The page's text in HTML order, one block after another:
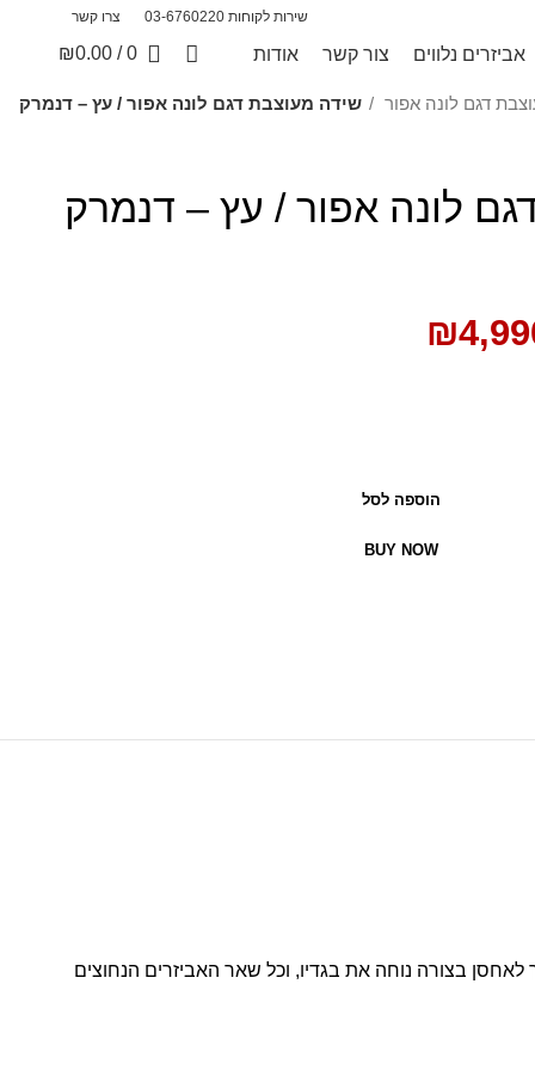
שירות לקוחות 03-6760220 צרו קשר
אביזרים נלווים צור קשר אודות 0
/
₪0.00
דגם לונה אפור שידה מעוצבת דגם לונה אפור / עץ – דנמרק
לונה אפור / עץ – דנמרק
₪
הוספה לסל
BUY NOW
בצורה נוחה את בגדיו, וכל שאר האביזרים הנחוצים